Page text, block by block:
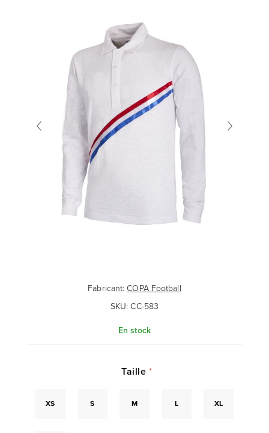
Fabricant: COPA Football
SKU: CC-583
En stock
Taille *
XS S M L XL